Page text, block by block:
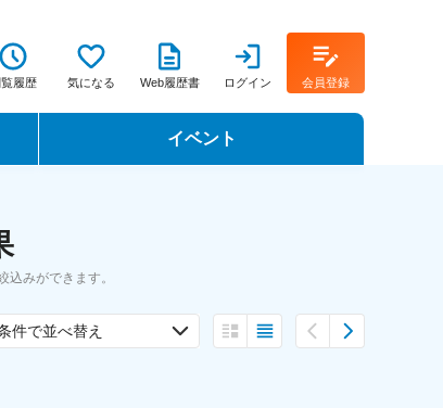
履歴 気になる Web履歴書 ログイン 会員登録
イベント
みができます。
件で並べ替え